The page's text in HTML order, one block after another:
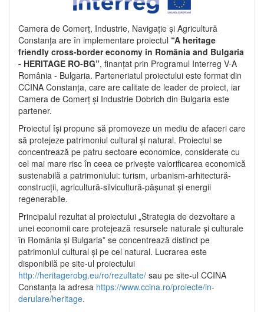
Camera de Comerț, Industrie, Navigație și Agricultură
Constanța are în implementare proiectul “A heritage
friendly cross-border economy in România and Bulgaria
- HERITAGE RO-BG”, finanțat prin Programul Interreg V-A
România - Bulgaria. Parteneriatul proiectului este format din
CCINA Constanța, care are calitate de leader de proiect, iar
Camera de Comerț și Industrie Dobrich din Bulgaria este
partener.
Proiectul își propune să promoveze un mediu de afaceri care
să protejeze patrimoniul cultural și natural. Proiectul se
concentrează pe patru sectoare economice, considerate cu
cel mai mare risc în ceea ce privește valorificarea economică
sustenabilă a patrimoniului: turism, urbanism-arhitectură-
construcții, agricultură-silvicultură-pășunat și energii
regenerabile.
Principalul rezultat al proiectului „Strategia de dezvoltare a
unei economii care protejează resursele naturale și culturale
în România și Bulgaria” se concentrează distinct pe
patrimoniul cultural și pe cel natural. Lucrarea este
disponibilă pe site-ul proiectului
http://heritagerobg.eu/ro/rezultate/ sau pe site-ul CCINA
Constanța la adresa https://www.ccina.ro/proiecte/in-
derulare/heritage.